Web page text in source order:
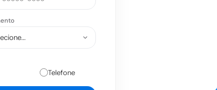
Telefone